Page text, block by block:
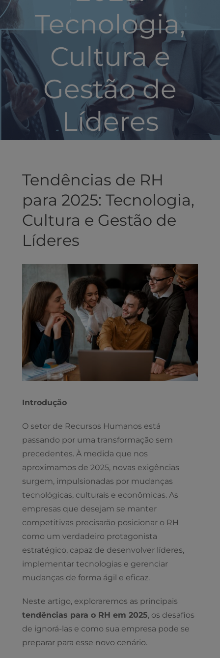
Tecnologia,
Cultura e
Gestão de
Líderes
Tendências de RH
para 2025: Tecnologia,
Cultura e Gestão de
Líderes
Larger
Image
Introdução
O setor de Recursos Humanos está
passando por uma transformação sem
precedentes. À medida que nos
aproximamos de 2025, novas exigências
surgem, impulsionadas por mudanças
tecnológicas, culturais e econômicas. As
empresas que desejam se manter
competitivas precisarão posicionar o RH
como um verdadeiro protagonista
estratégico, capaz de desenvolver líderes,
implementar tecnologias e gerenciar
mudanças de forma ágil e eficaz.
Neste artigo, exploraremos as principais
tendências para o RH em 2025, os desafios
de ignorá-las e como sua empresa pode se
preparar para esse novo cenário.